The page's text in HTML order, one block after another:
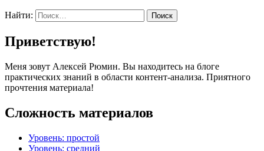
Найти:
Приветствую!
Меня зовут Алексей Рюмин. Вы находитесь на блоге
практических знаний в области контент-анализа. Приятного
прочтения материала!
Сложность материалов
Уровень: простой
Уровень: средний